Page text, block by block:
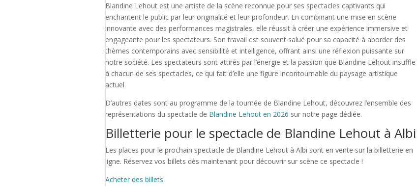
Blandine Lehout est une artiste de la scène reconnue pour ses spectacles captivants qui
enchantent le public par leur originalité et leur profondeur. En combinant une mise en scène
innovante avec des performances magistrales, elle réussit à créer une expérience immersive et
engageante pour les spectateurs. Son travail est souvent salué pour sa capacité à aborder des
thèmes contemporains avec sensibilité et intelligence, offrant ainsi une réflexion puissante sur
notre société. Les spectateurs sont attirés par l’énergie et la passion que Blandine Lehout insuffle
à chacun de ses spectacles, ce qui fait d’elle une figure incontournable du paysage artistique
actuel.
D’autres dates sont au programme de la tournée de Blandine Lehout, découvrez l’ensemble des
représentations du spectacle de Blandine Lehout en 2026 sur notre page dédiée.
Billetterie pour le spectacle de Blandine Lehout à Albi
Les places pour le prochain spectacle de Blandine Lehout à Albi sont en vente sur la billetterie en
ligne. Réservez vos billets dès maintenant pour découvrir sur scène ce spectacle !
Acheter des billets